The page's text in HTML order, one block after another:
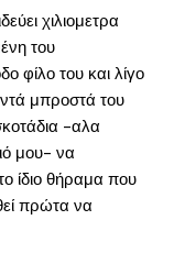
χιλιομετρα
του
φίλο του και λίγο
μπροστά του
-αλα
μου- να
ίδιο θήραμα που
πρώτα να